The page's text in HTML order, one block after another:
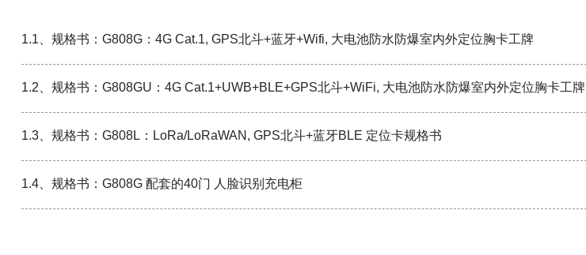
1.1、规格书：G808G：4G Cat.1, GPS北斗+蓝牙+Wifi, 大电池防水防爆室内外定位胸卡工牌
1.2、规格书：G808GU：4G Cat.1+UWB+BLE+GPS北斗+WiFi, 大电池防水防爆室内外定位胸卡工牌
1.3、规格书：G808L：LoRa/LoRaWAN, GPS北斗+蓝牙BLE 定位卡规格书
1.4、规格书：G808G 配套的40门 人脸识别充电柜